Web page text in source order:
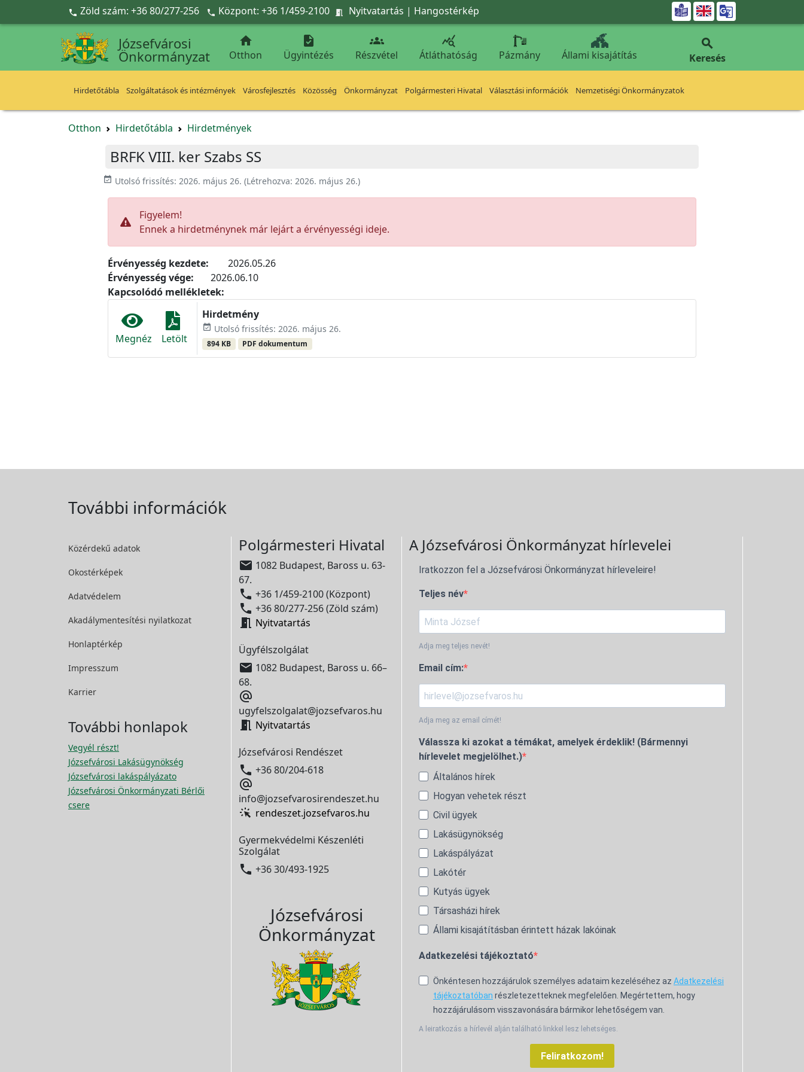
Ugrás a fő tartalomra
 Zöld szám: +36 80/277-256  Központ: +36 1/459-2100  Nyitvatartás | Hangostérkép 
Józsefvárosi
Önkormányzat

Otthon

Ügyintézés

Részvétel

Átláthatóság Pázmány Állami kisajátítás

Keresés
Hirdetőtábla Szolgáltatások és intézmények Városfejlesztés Közösség Önkormányzat Polgármesteri Hivatal Választási információk Nemzetiségi Önkormányzatok
Otthon Hirdetőtábla Hirdetmények
BRFK VIII. ker Szabs SS
event_available Utolsó frissítés: 2026. május 26. (Létrehozva: 2026. május 26.)
Figyelem!
Ennek a hirdetménynek már lejárt a érvényességi ideje.
Érvényesség kezdete:
2026.05.26
Érvényesség vége:
2026.06.10
Kapcsolódó mellékletek:
Megnéz Letölt
Hirdetmény
event_available Utolsó frissítés: 2026. május 26.
894 KB PDF dokumentum
További információk
Közérdekű adatok
Okostérképek
Adatvédelem
Akadálymentesítési nyilatkozat
Honlaptérkép
Impresszum
Karrier
További honlapok
Vegyél részt!
Józsefvárosi Lakásügynökség
Józsefvárosi lakáspályázato
Józsefvárosi Önkormányzati Bérlői
csere
Polgármesteri Hivatal
 1082 Budapest, Baross u. 63-
67.
 +36 1/459-2100 (Központ)
 +36 80/277-256 (Zöld szám)
 Nyitvatartás
Ügyfélszolgálat
 1082 Budapest, Baross u. 66–
68.

ugyfelszolgalat@jozsefvaros.hu
 Nyitvatartás
Józsefvárosi Rendészet
 +36 80/204-618

info@jozsefvarosirendeszet.hu
rendeszet.jozsefvaros.hu
Gyermekvédelmi Készenléti
Szolgálat
 +36 30/493-1925
Józsefvárosi
Önkormányzat
A Józsefvárosi Önkormányzat hírlevelei
Iratkozzon fel a Józsefvárosi Önkormányzat hírleveleire!
Teljes név
Adja meg teljes nevét!
Email cím:
Adja meg az email címét!
Válassza ki azokat a témákat, amelyek érdeklik! (Bármennyi
hírlevelet megjelölhet.)
Általános hírek
Hogyan vehetek részt
Civil ügyek
Lakásügynökség
Lakáspályázat
Lakótér
Kutyás ügyek
Társasházi hírek
Állami kisajátításban érintett házak lakóinak
Adatkezelési tájékoztató
Önkéntesen hozzájárulok személyes adataim kezeléséhez az Adatkezelési
tájékoztatóban részletezetteknek megfelelően. Megértettem, hogy
hozzájárulásom visszavonására bármikor lehetőségem van.
A leiratkozás a hírlevél alján található linkkel lesz lehetséges.
Feliratkozom!